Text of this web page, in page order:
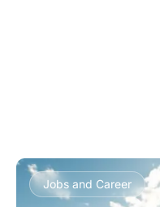
Jobs and Career